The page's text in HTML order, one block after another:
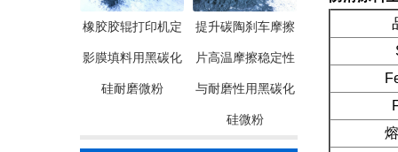
橡胶胶辊打印机定
影膜填料用黑碳化
硅耐磨微粉
提升碳陶刹车摩擦
片高温摩擦稳定性
与耐磨性用黑碳化
硅微粉
品
熔